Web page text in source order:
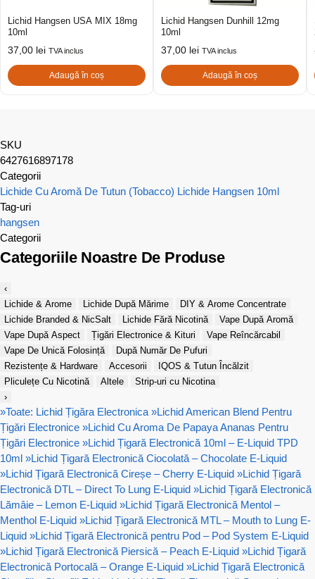
Lichid Hangsen USA MIX 18mg
10ml
37,00 lei TVA inclus
Adaugă în coș
Lichid Hangsen Dunhill 12mg
10ml
37,00 lei TVA inclus
Adaugă în coș
SKU
6427616897178
Categorii
Lichide Cu Aromă De Tutun (Tobacco) Lichide Hangsen 10ml
Tag-uri
hangsen
Categorii
Categoriile Noastre De Produse
‹
Lichide & Arome
Lichide După Mărime
DIY & Arome Concentrate
Lichide Branded & NicSalt
Lichide Fără Nicotină
Vape După Aromă
Vape După Aspect
Țigări Electronice & Kituri
Vape Reîncărcabil
Vape De Unică Folosință
După Număr De Pufuri
Rezistențe & Hardware
Accesorii
IQOS & Tutun Încălzit
Pliculețe Cu Nicotină
Altele
Strip-uri cu Nicotina
›
»Toate: Lichid Țigăra Electronica »Lichid American Blend Pentru
Țigări Electronice »Lichid Cu Aroma De Papaya Ananas Pentru
Țigări Electronice »Lichid Țigară Electronică 10ml – E-Liquid TPD
10ml »Lichid Țigară Electronică Ciocolată – Chocolate E-Liquid
»Lichid Țigară Electronică Cireșe – Cherry E-Liquid »Lichid Țigară
Electronică DTL – Direct To Lung E-Liquid »Lichid Țigară Electronică
Lămâie – Lemon E-Liquid »Lichid Țigară Electronică Mentol –
Menthol E-Liquid »Lichid Țigară Electronică MTL – Mouth to Lung E-
Liquid »Lichid Țigară Electronică pentru Pod – Pod System E-Liquid
»Lichid Țigară Electronică Piersică – Peach E-Liquid »Lichid Țigară
Electronică Portocală – Orange E-Liquid »Lichid Țigară Electronică